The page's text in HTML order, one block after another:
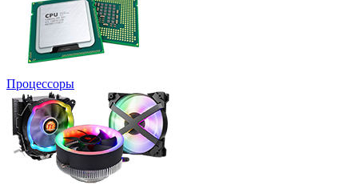
Процессоры